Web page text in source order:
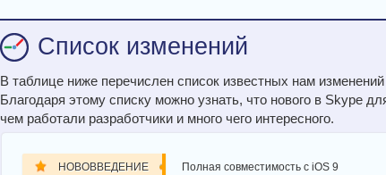
Список изменений
В таблице ниже перечислен список известных нам
Благодаря этому списку можно узнать, что нового в Skype
чем работали разработчики и много чего интересного.
НОВОВВЕДЕНИЕ Полная совместимость с iOS 9